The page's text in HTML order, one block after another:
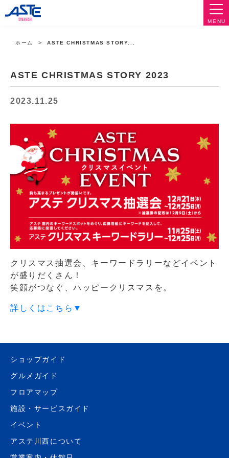
MENU
ホーム ASTE CHRISTMAS STORY...
ASTE CHRISTMAS STORY 2023
2023.11.25
クリスマス抽選会、キーワードラリーなどイベント
が盛りだくさん！
笑顔がつなぐ、ハッピークリスマスを。
詳しくはこちら▼
ショップガイド
グルメガイド
フロアマップ
施設・サービスガイド
イベント
アステ川西について